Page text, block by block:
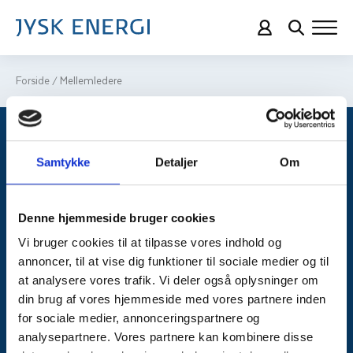
Samtykke Detaljer Om
Denne hjemmeside bruger cookies
Vi bruger cookies til at tilpasse vores indhold og
annoncer, til at vise dig funktioner til sociale medier og til
at analysere vores trafik. Vi deler også oplysninger om
din brug af vores hjemmeside med vores partnere inden
for sociale medier, annonceringspartnere og
analysepartnere. Vores partnere kan kombinere disse
Forside / Mellemledere
Fremragende
El til hele Danmark
Bliv kunde hos os i dag
Jysk Energi A/S
Skivevej 120
7500 Holstebro
CVR: 21105848